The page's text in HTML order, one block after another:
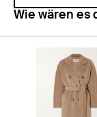
Wie wären es